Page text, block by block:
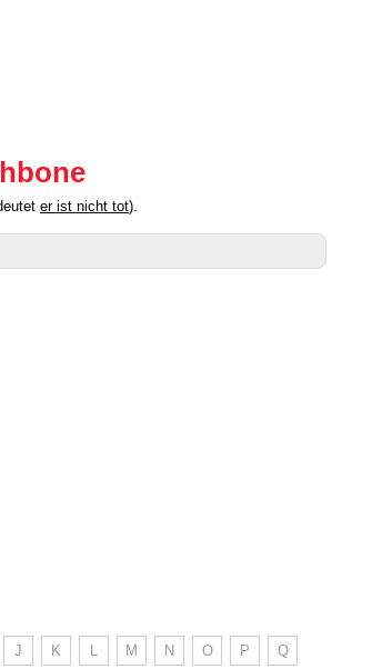
er ist nicht tot).
J K L M N O P Q